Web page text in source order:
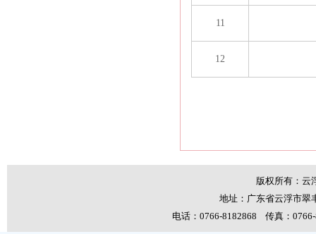
11
12
版权所有：
地址：广东省云浮市翠
电话：0766-8182868 传真：